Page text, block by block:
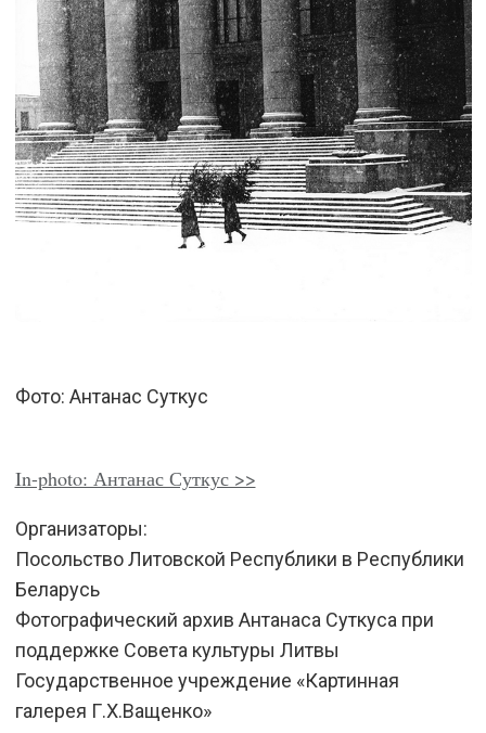
Фото: Антанас Суткус
In-photo: Антанас Суткус >>
Организаторы:
Посольство Литовской Республики в Республики
Беларусь
Фотографический архив Антанаса Суткуса при
поддержке Совета культуры Литвы
Государственное учреждение «Картинная
галерея Г.Х.Ващенко»